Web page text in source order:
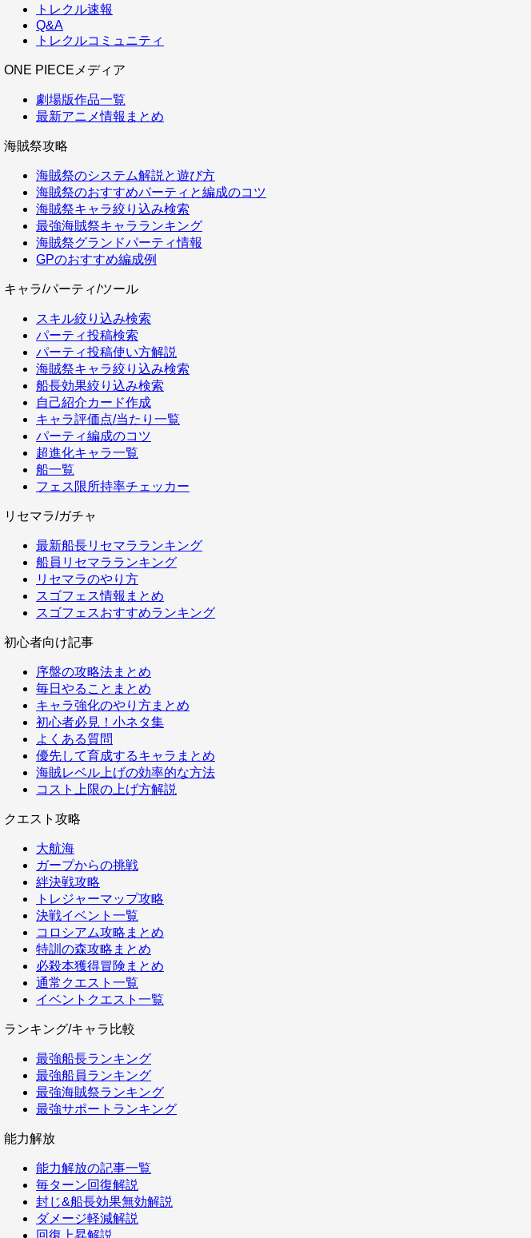
トレクル速報
Q&A
トレクルコミュニティ
ONE PIECEメディア
劇場版作品一覧
最新アニメ情報まとめ
海賊祭攻略
海賊祭のシステム解説と遊び方
海賊祭のおすすめパーティと編成のコツ
海賊祭キャラ絞り込み検索
最強海賊祭キャラランキング
海賊祭グランドパーティ情報
GPのおすすめ編成例
キャラ/パーティ/ツール
スキル絞り込み検索
パーティ投稿検索
パーティ投稿使い方解説
海賊祭キャラ絞り込み検索
船長効果絞り込み検索
自己紹介カード作成
キャラ評価点/当たり一覧
パーティ編成のコツ
超進化キャラ一覧
船一覧
フェス限所持率チェッカー
リセマラ/ガチャ
最新船長リセマラランキング
船員リセマラランキング
リセマラのやり方
スゴフェス情報まとめ
スゴフェスおすすめランキング
初心者向け記事
序盤の攻略法まとめ
毎日やることまとめ
キャラ強化のやり方まとめ
初心者必見！小ネタ集
よくある質問
優先して育成するキャラまとめ
海賊レベル上げの効率的な方法
コスト上限の上げ方解説
クエスト攻略
大航海
ガープからの挑戦
絆決戦攻略
トレジャーマップ攻略
決戦イベント一覧
コロシアム攻略まとめ
特訓の森攻略まとめ
必殺本獲得冒険まとめ
通常クエスト一覧
イベントクエスト一覧
ランキング/キャラ比較
最強船長ランキング
最強船員ランキング
最強海賊祭ランキング
最強サポートランキング
能力解放
能力解放の記事一覧
毎ターン回復解説
封じ&船長効果無効解説
ダメージ軽減解説
回復上昇解説